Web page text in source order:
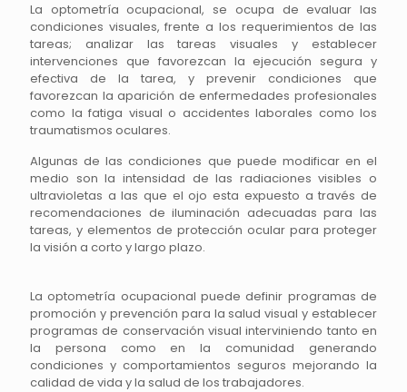
La optometría ocupacional, se ocupa de evaluar las
condiciones visuales, frente a los requerimientos de las
tareas; analizar las tareas visuales y establecer
intervenciones que favorezcan la ejecución segura y
efectiva de la tarea, y prevenir condiciones que
favorezcan la aparición de enfermedades profesionales
como la fatiga visual o accidentes laborales como los
traumatismos oculares.
Algunas de las condiciones que puede modificar en el
medio son la intensidad de las radiaciones visibles o
ultravioletas a las que el ojo esta expuesto a través de
recomendaciones de iluminación adecuadas para las
tareas, y elementos de protección ocular para proteger
la visión a corto y largo plazo.
La optometría ocupacional puede definir programas de
promoción y prevención para la salud visual y establecer
programas de conservación visual interviniendo tanto en
la persona como en la comunidad generando
condiciones y comportamientos seguros mejorando la
calidad de vida y la salud de los trabajadores.